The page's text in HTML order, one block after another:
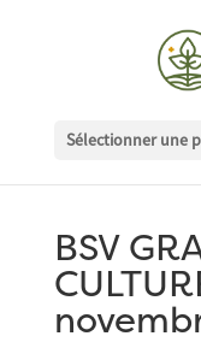
Sélectionner une
BSV